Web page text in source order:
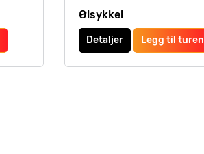
Ølsykkel
Detaljer Legg til turen